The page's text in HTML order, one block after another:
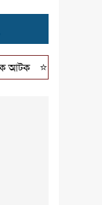
⭐ বিয়ের প্রলোভনে